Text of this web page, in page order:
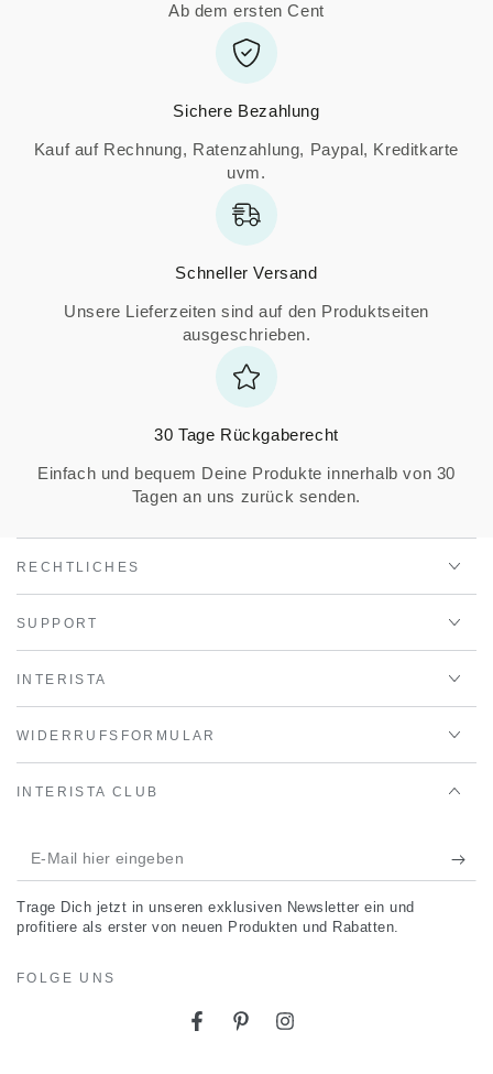
Ab dem ersten Cent
Sichere Bezahlung
Kauf auf Rechnung, Ratenzahlung, Paypal, Kreditkarte
uvm.
Schneller Versand
Unsere Lieferzeiten sind auf den Produktseiten
ausgeschrieben.
30 Tage Rückgaberecht
Einfach und bequem Deine Produkte innerhalb von 30
Tagen an uns zurück senden.
RECHTLICHES
SUPPORT
INTERISTA
WIDERRUFSFORMULAR
INTERISTA CLUB
E-
Mail
hier
Trage Dich jetzt in unseren exklusiven Newsletter ein und
profitiere als erster von neuen Produkten und Rabatten.
FOLGE UNS
FacebookPinterestInstagram